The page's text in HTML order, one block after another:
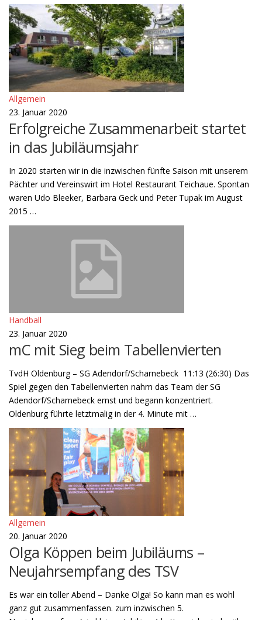
Allgemein
23. Januar 2020
Erfolgreiche Zusammenarbeit startet
in das Jubiläumsjahr
In 2020 starten wir in die inzwischen fünfte Saison mit unserem
Pächter und Vereinswirt im Hotel Restaurant Teichaue. Spontan
waren Udo Bleeker, Barbara Geck und Peter Tupak im August
2015 …
Handball
23. Januar 2020
mC mit Sieg beim Tabellenvierten
TvdH Oldenburg – SG Adendorf/Scharnebeck 11:13 (26:30) Das
Spiel gegen den Tabellenvierten nahm das Team der SG
Adendorf/Scharnebeck ernst und begann konzentriert.
Oldenburg führte letztmalig in der 4. Minute mit …
Allgemein
20. Januar 2020
Olga Köppen beim Jubiläums –
Neujahrsempfang des TSV
Es war ein toller Abend – Danke Olga! So kann man es wohl
ganz gut zusammenfassen. zum inzwischen 5.